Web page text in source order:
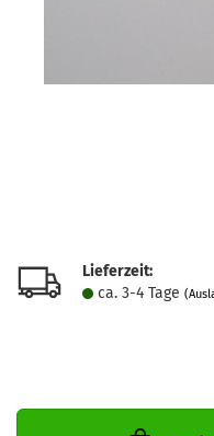
Lieferzeit:
ca. 3-4 Tage